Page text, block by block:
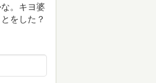
。キヨ婆
をした？